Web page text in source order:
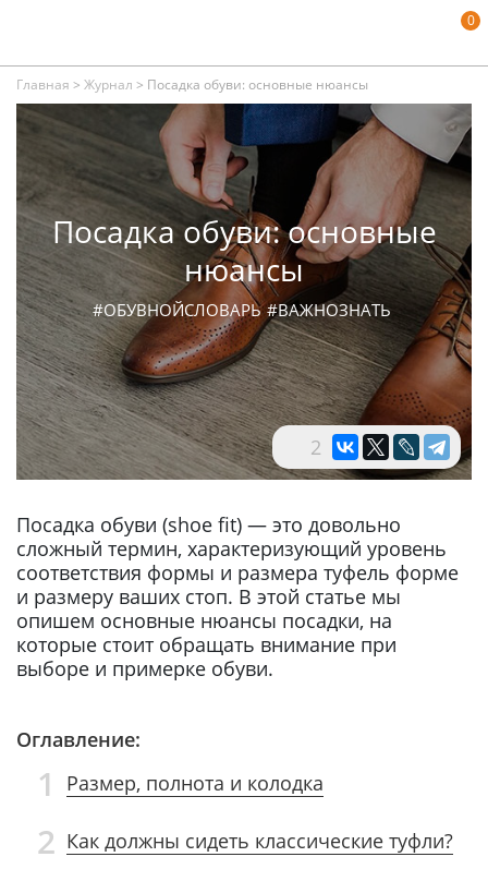
0
Главная > Журнал > Посадка обуви: основные нюансы
Посадка обуви: основные
нюансы
#ОБУВНОЙСЛОВАРЬ #ВАЖНОЗНАТЬ
2
Посадка обуви (shoe fit) — это довольно
сложный термин, характеризующий уровень
соответствия формы и размера туфель форме
и размеру ваших стоп. В этой статье мы
опишем основные нюансы посадки, на
которые стоит обращать внимание при
выборе и примерке обуви.
Оглавление:
1 Размер, полнота и колодка
2 Как должны сидеть классические туфли?